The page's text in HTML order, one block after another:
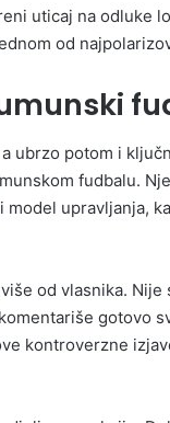
uticaj na odluke
od
ubrzo potom i
fudbalu.
upravljanja,
od vlasnika.
gotovo
kontroverzne